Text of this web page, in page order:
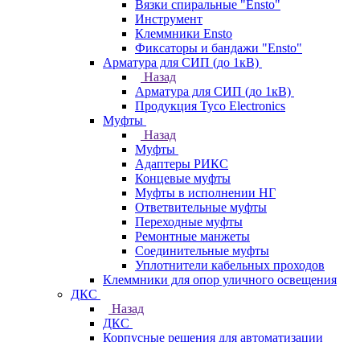
Вязки спиральные "Ensto"
Инструмент
Клеммники Ensto
Фиксаторы и бандажи "Ensto"
Арматура для СИП (до 1кВ)
Назад
Арматура для СИП (до 1кВ)
Продукция Tyco Electronics
Муфты
Назад
Муфты
Адаптеры РИКС
Концевые муфты
Муфты в исполнении НГ
Ответвительные муфты
Переходные муфты
Ремонтные манжеты
Соединительные муфты
Уплотнители кабельных проходов
Клеммники для опор уличного освещения
ДКС
Назад
ДКС
Корпусные решения для автоматизации